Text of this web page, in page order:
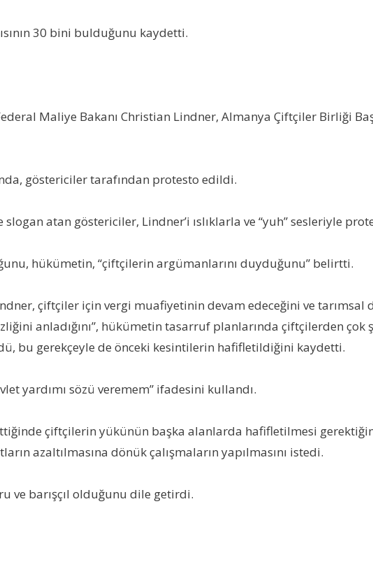
30 bini bulduğunu kaydetti.
Maliye Bakanı Christian Lindner, Almanya Çiftçiler Birliği
göstericiler tarafından protesto edildi.
atan göstericiler, Lindner’i ıslıklarla ve “yuh” sesleriyle
hükümetin, “çiftçilerin argümanlarını duyduğunu” belirtti.
çiftçiler için vergi muafiyetinin devam edeceğini ve
anladığını”, hükümetin tasarruf planlarında çiftçilerden
bu gerekçeyle de önceki kesintilerin hafifletildiğini kaydetti.
yardımı sözü veremem” ifadesini kullandı.
çiftçilerin yükünün başka alanlarda hafifletilmesi
azaltılmasına dönük çalışmaların yapılmasını istedi.
ve barışçıl olduğunu dile getirdi.